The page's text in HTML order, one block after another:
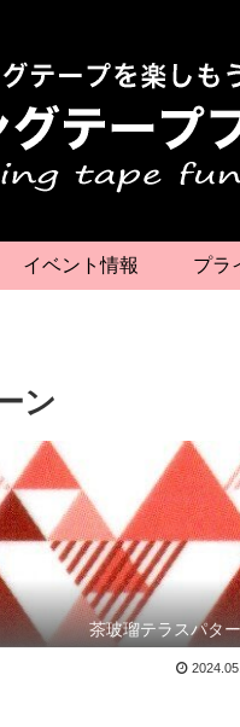
イベント情報 プラ
ン
茶玻瑠テラスパタ